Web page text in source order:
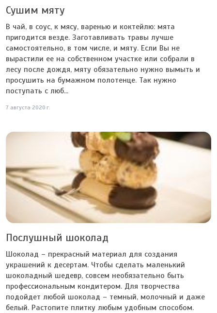
Сушим мяту
В чай, в соус, к мясу, варенью и коктейлю: мята
пригодится везде. Заготавливать травы лучше
самостоятельно, в том числе, и мяту. Если Вы не
вырастили ее на собственном участке или собрали в
лесу после дождя, мяту обязательно нужно вымыть и
просушить на бумажном полотенце. Так нужно
поступать с люб...
7 августа 2020 г.
Послушный шоколад
Шоколад – прекрасный материал для создания
украшений к десертам. Чтобы сделать маленький
шоколадный шедевр, совсем необязательно быть
профессиональным кондитером. Для творчества
подойдет любой шоколад – темный, молочный и даже
белый. Растопите плитку любым удобным способом.